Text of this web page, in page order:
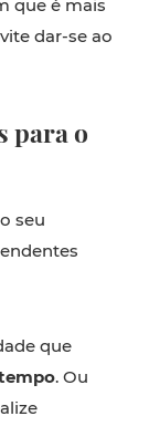
que é mais
dar-se ao
para o
seu
que
. Ou